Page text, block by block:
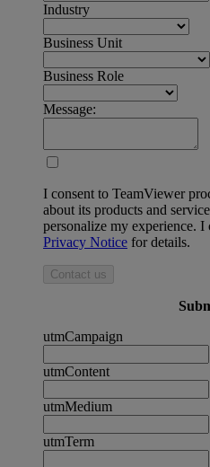
Industry
Business Unit
Business Role
Message:
I consent to TeamViewer
about its products and
personalize my experience.
Privacy Notice for details.
Contact us
utmCampaign
utmContent
utmMedium
utmTerm